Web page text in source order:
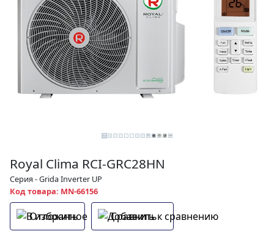
Royal Clima RCI-GRС28HN
Серия - Grida Inverter UP
Код товара: MN-66156
Отложить Сравнить